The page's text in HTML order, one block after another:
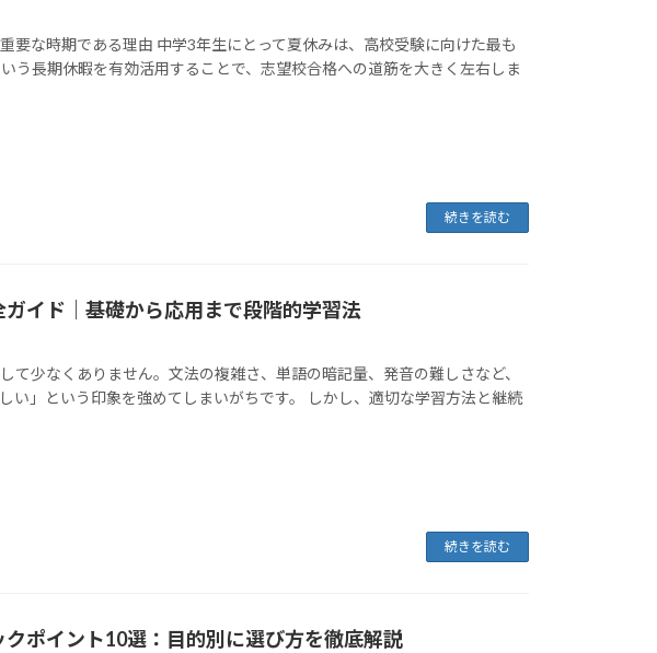
要な時期である理由 中学3年生にとって夏休みは、高校受験に向けた最も
う長期休暇を有効活用することで、志望校合格への道筋を大きく左右しま
続きを読む
イド｜基礎から応用まで段階的学習法
て少なくありません。文法の複雑さ、単語の暗記量、発音の難しさなど、
い」という印象を強めてしまいがちです。 しかし、適切な学習方法と継続
続きを読む
ポイント10選：目的別に選び方を徹底解説